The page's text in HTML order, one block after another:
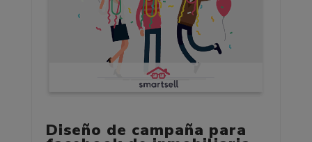
Diseño de campaña para